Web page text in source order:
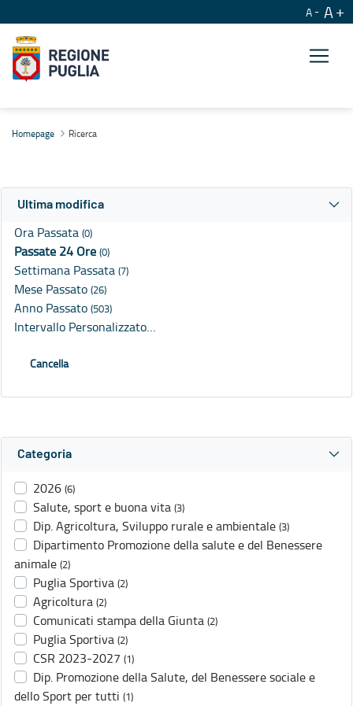
A A
Homepage Ricerca
Ultima modifica
Ora Passata (0)
Passate 24 Ore (0)
Settimana Passata (7)
Mese Passato (26)
Anno Passato (503)
Intervallo Personalizzato…
Cancella
Categoria
2026 (6)
Salute, sport e buona vita (3)
Dip. Agricoltura, Sviluppo rurale e ambientale (3)
Dipartimento Promozione della salute e del Benessere
animale (2)
Puglia Sportiva (2)
Agricoltura (2)
Comunicati stampa della Giunta (2)
Puglia Sportiva (2)
CSR 2023-2027 (1)
Dip. Promozione della Salute, del Benessere sociale e
dello Sport per tutti (1)